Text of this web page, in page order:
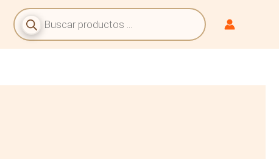
Búsqueda
De
Productos